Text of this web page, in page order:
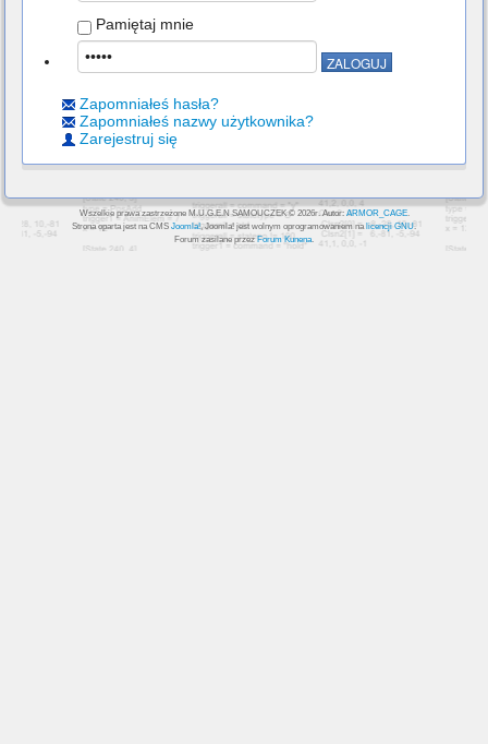
Pamiętaj mnie
Zapomniałeś hasła?
Zapomniałeś nazwy użytkownika?
Zarejestruj się
Wszelkie prawa zastrzeżone M.U.G.E.N SAMOUCZEK © 2026r. Autor: ARMOR_CAGE.
Strona oparta jest na CMS Joomla!, Joomla! jest wolnym oprogramowaniem na licencji GNU.
Forum zasilane przez Forum Kunena.